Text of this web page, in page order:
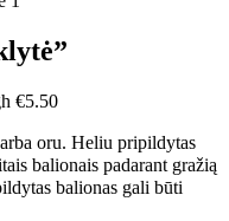
€5.50
oru. Heliu pripildytas
balionais padarant gražią
balionas gali būti